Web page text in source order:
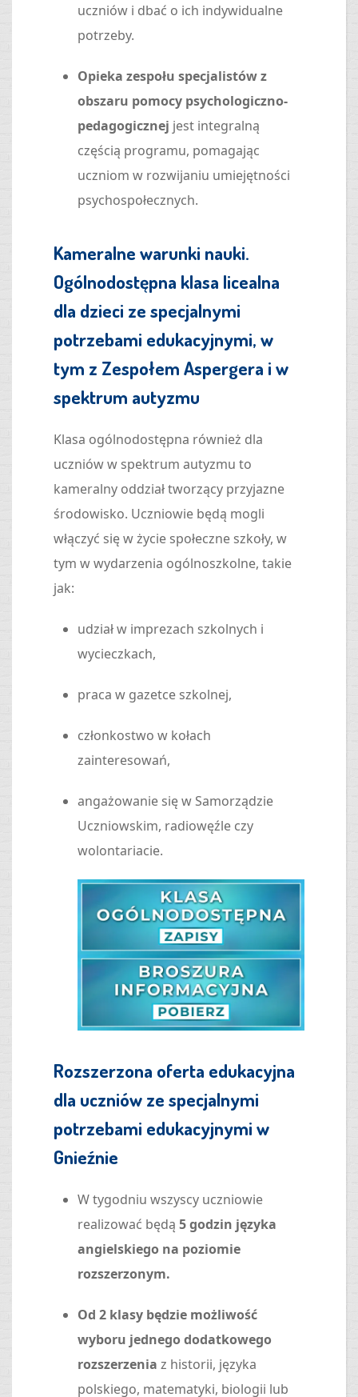
uczniów i dbać o ich indywidualne
potrzeby.
Opieka zespołu specjalistów z
obszaru pomocy psychologiczno-
pedagogicznej jest integralną
częścią programu, pomagając
uczniom w rozwijaniu umiejętności
psychospołecznych.
Kameralne warunki nauki.
Ogólnodostępna klasa licealna
dla dzieci ze specjalnymi
potrzebami edukacyjnymi, w
tym z Zespołem Aspergera i w
spektrum autyzmu
Klasa ogólnodostępna również dla
uczniów w spektrum autyzmu to
kameralny oddział tworzący przyjazne
środowisko. Uczniowie będą mogli
włączyć się w życie społeczne szkoły, w
tym w wydarzenia ogólnoszkolne, takie
jak:
udział w imprezach szkolnych i
wycieczkach,
praca w gazetce szkolnej,
członkostwo w kołach
zainteresowań,
angażowanie się w Samorządzie
Uczniowskim, radiowęźle czy
wolontariacie.
Rozszerzona oferta edukacyjna
dla uczniów ze specjalnymi
potrzebami edukacyjnymi w
Gnieźnie
W tygodniu wszyscy uczniowie
realizować będą 5 godzin języka
angielskiego na poziomie
rozszerzonym.
Od 2 klasy będzie możliwość
wyboru jednego dodatkowego
rozszerzenia z historii, języka
polskiego, matematyki, biologii lub